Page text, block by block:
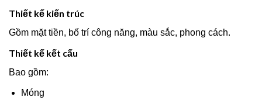
Thiết kế kiến trúc
Gồm mặt tiền, bố trí công năng, màu sắc, phong cách.
Thiết kế kết cấu
Bao gồm:
Móng